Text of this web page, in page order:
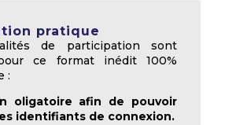
pratique
de participation sont
ce format inédit 100%
:
oligatoire afin de pouvoir
identifiants de connexion.